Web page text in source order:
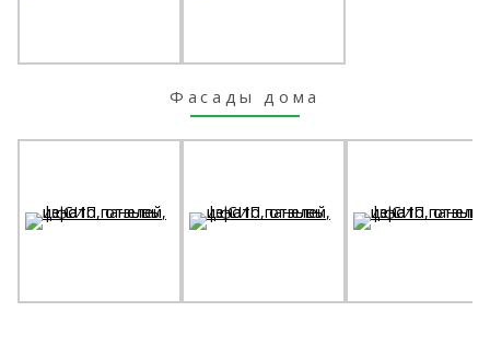
Фасады дома